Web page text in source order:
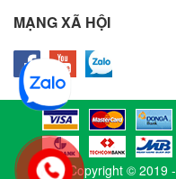
MẠNG XÃ HỘI
Copyright © 2019 -